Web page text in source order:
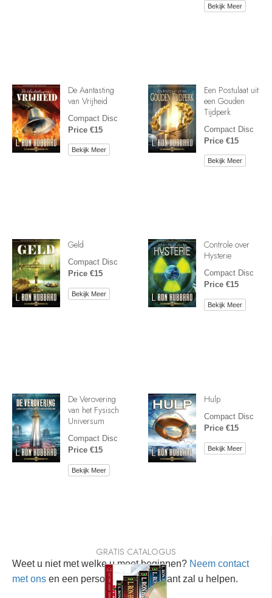
Bekijk Meer
De Aantasting
van Vrijheid
Compact Disc
Price €15
Bekijk Meer
Een Postulaat uit
een Gouden
Tijdperk
Compact Disc
Price €15
Bekijk Meer
Geld
Compact Disc
Price €15
Bekijk Meer
Controle over
Hysterie
Compact Disc
Price €15
Bekijk Meer
De Verovering
van het Fysisch
Universum
Compact Disc
Price €15
Bekijk Meer
Hulp
Compact Disc
Price €15
Bekijk Meer
Weet u niet met welke u moet beginnen? Neem contact
met ons en een persoonlijke consultant zal u helpen.
GRATIS CATALOGUS